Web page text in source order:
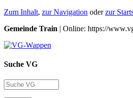
Zum Inhalt, zur Navigation oderzur
Gemeinde Train | Online: https://
Suche VG